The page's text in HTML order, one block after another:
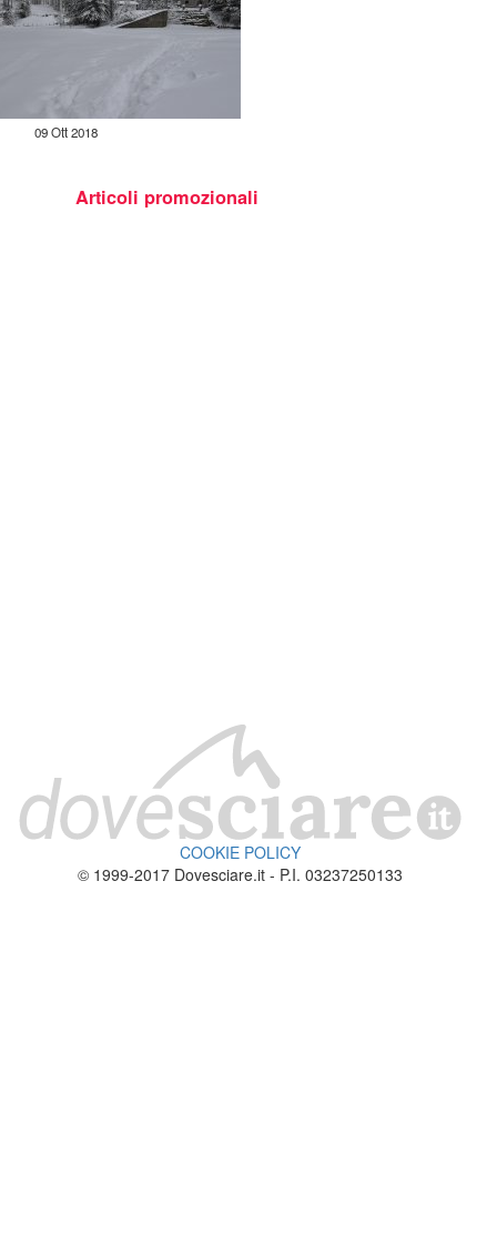
09 Ott 2018
COOKIE POLICY
© 1999-2017 Dovesciare.it - P.I. 03237250133